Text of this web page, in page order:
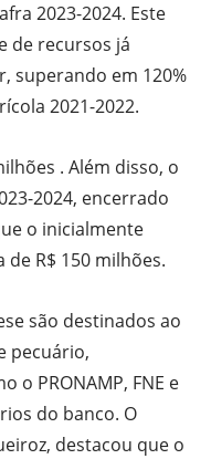
2023-2024. Este
de recursos já
superando em 120%
2021-2022.
. Além disso, o
2024, encerrado
o inicialmente
R$ 150 milhões.
são destinados ao
pecuário,
o PRONAMP, FNE e
do banco. O
destacou que o